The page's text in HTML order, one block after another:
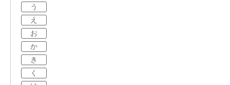
う
え
お
か
き
く